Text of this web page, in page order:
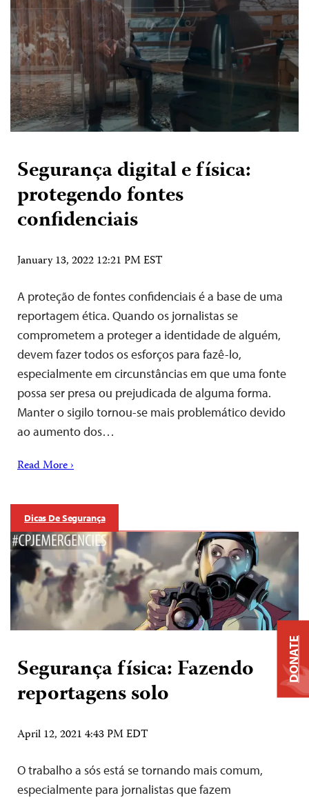
Segurança digital e física:
protegendo fontes
confidenciais
January 13, 2022 12:21 PM EST
A proteção de fontes confidenciais é a base de uma
reportagem ética. Quando os jornalistas se
comprometem a proteger a identidade de alguém,
devem fazer todos os esforços para fazê-lo,
especialmente em circunstâncias em que uma fonte
possa ser presa ou prejudicada de alguma forma.
Manter o sigilo tornou-se mais problemático devido
ao aumento dos…
Read More ›
Dicas De Segurança
Segurança física: Fazendo
reportagens solo
April 12, 2021 4:43 PM EDT
O trabalho a sós está se tornando mais comum,
especialmente para jornalistas que fazem
DONATE